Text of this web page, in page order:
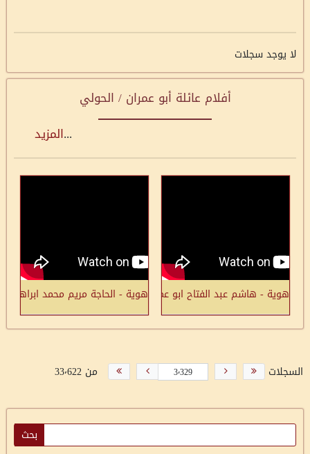
لا يوجد سجلات
أفلام عائلة أبو عمران / الحولي
...المزيد
هوية - هاشم عبد الفتاح ابو عمران - الفالوجة: لا أنسى ارضي وعندي
هوية - الحاجة مريم محمد ابراهيم
السجلات من 33٬622